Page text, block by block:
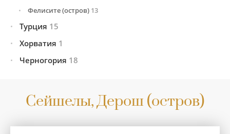
Фелисите (остров) 13
Турция 15
Все предложения
Анталья1
Кемер2
Хорватия 1
Сплит1
Черногория 18
Святой Стефан1
Сейшелы, Дерош (остров)